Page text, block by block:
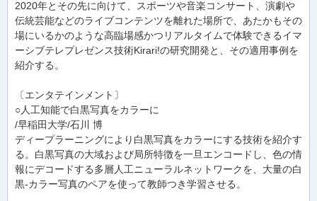
2020年とその先に向けて、スポーツや音楽コンサート、演劇や
伝統芸能などのライブコンテンツを離れた場所で、あたかもその
場にいるかのような高臨場感かつリアルタイムで体験できるイマ
ーシブテレプレゼンス技術Kirari!の研究開発と、その適用事例を
紹介する。
〔エンタテインメント〕
○人工知能で白黒写真をカラーに
/早稲田大学/石川 博
ディープラーニングにより白黒写真をカラーにする技術を紹介す
る。白黒写真の大域および局所特徴を一旦エンコードし、色の情
報にデコードする多層人工ニューラルネットワークを、大量の白
黒-カラー写真のペアを使って教師つき学習させる。